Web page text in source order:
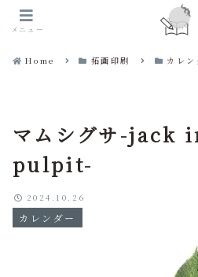
Home 拓画印刷 カレン
マムシグサ-jack
pulpit-
カレンダー
2024.10.26
メニュー